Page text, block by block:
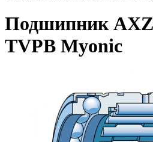
Подшипник
TVPB Myonic